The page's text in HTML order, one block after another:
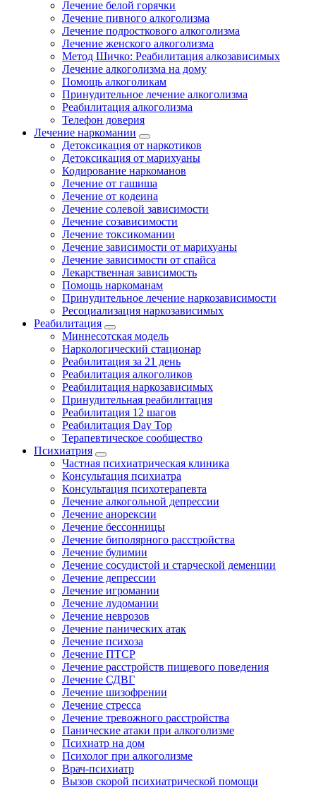
Лечение белой горячки
Лечение пивного алкоголизма
Лечение подросткового алкоголизма
Лечение женского алкоголизма
Метод Шичко: Реабилитация алкозависимых
Лечение алкоголизма на дому
Помощь алкоголикам
Принудительное лечение алкоголизма
Реабилитация алкоголизма
Телефон доверия
Лечение наркомании
Детоксикация от наркотиков
Детоксикация от марихуаны
Кодирование наркоманов
Лечение от гашиша
Лечение от кодеина
Лечение солевой зависимости
Лечение созависимости
Лечение токсикомании
Лечение зависимости от марихуаны
Лечение зависимости от спайса
Лекарственная зависимость
Помощь наркоманам
Принудительное лечение наркозависимости
Ресоциализация наркозависимых
Реабилитация
Миннесотская модель
Наркологический стационар
Реабилитация за 21 день
Реабилитация алкоголиков
Реабилитация наркозависимых
Принудительная реабилитация
Реабилитация 12 шагов
Реабилитация Day Top
Терапевтическое сообщество
Психиатрия
Частная психиатрическая клиника
Консультация психиатра
Консультация психотерапевта
Лечение алкогольной депрессии
Лечение анорексии
Лечение бессонницы
Лечение биполярного расстройства
Лечение булимии
Лечение сосудистой и старческой деменции
Лечение депрессии
Лечение игромании
Лечение лудомании
Лечение неврозов
Лечение панических атак
Лечение психоза
Лечение ПТСР
Лечение расстройств пищевого поведения
Лечение СДВГ
Лечение шизофрении
Лечение стресса
Лечение тревожного расстройства
Панические атаки при алкоголизме
Психиатр на дом
Психолог при алкоголизме
Врач-психиатр
Вызов скорой психиатрической помощи